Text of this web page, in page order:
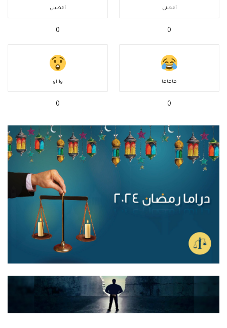
أعجبني
0
أغضبني
0
هاهاها
0
واااو
0